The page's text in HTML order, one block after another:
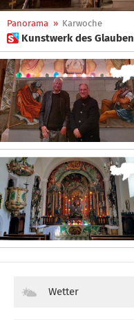
Panorama » Karwoche
 Kunstwerk des
Wetter